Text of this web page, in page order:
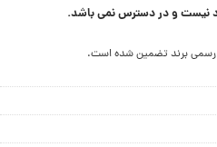
نیست و در دسترس نمی باشد.
رسمی برند تضمین شده است.